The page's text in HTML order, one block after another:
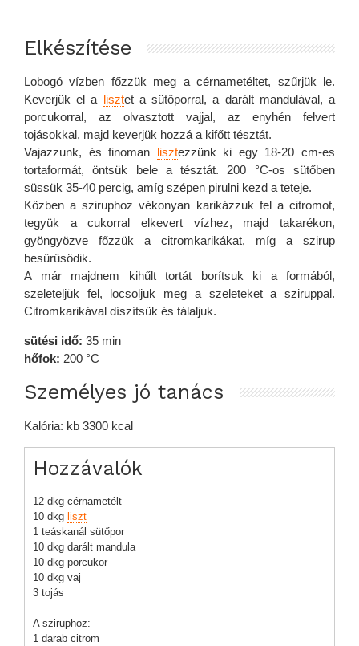
Elkészítése
Lobogó vízben főzzük meg a cérnametéltet, szűrjük le.
Keverjük el a lisztet a sütőporral, a darált mandulával, a
porcukorral, az olvasztott vajjal, az enyhén felvert
tojásokkal, majd keverjük hozzá a kifőtt tésztát.
Vajazzunk, és finoman lisztezzünk ki egy 18-20 cm-es
tortaformát, öntsük bele a tésztát. 200 °C-os sütőben
süssük 35-40 percig, amíg szépen pirulni kezd a teteje.
Közben a sziruphoz vékonyan karikázzuk fel a citromot,
tegyük a cukorral elkevert vízhez, majd takarékon,
gyöngyözve főzzük a citromkarikákat, míg a szirup
besűrűsödik.
A már majdnem kihűlt tortát borítsuk ki a formából,
szeleteljük fel, locsoljuk meg a szeleteket a sziruppal.
Citromkarikával díszítsük és tálaljuk.
sütési idő: 35 min
hőfok: 200 °C
Személyes jó tanács
Kalória: kb 3300 kcal
Hozzávalók
12 dkg cérnametélt
10 dkg liszt
1 teáskanál sütőpor
10 dkg darált mandula
10 dkg porcukor
10 dkg vaj
3 tojás
A sziruphoz:
1 darab citrom